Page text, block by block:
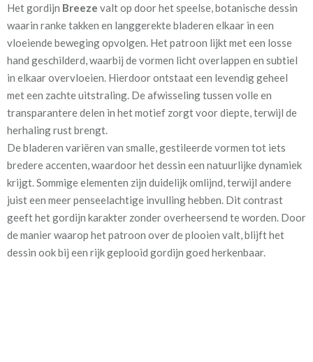
Kamerhoog 295 cm
Meestal eerder, maar houd
rekening met
circa 2-3 weken
Materiaal: Polyester
Breeze is uitgevoerd in drie kleurvarianten, elk met een eigen
sfeer:
✱Grijs / naturel uitvoering: Een rustige, ton-sur-ton
Het gordijn Breeze valt op door het speelse, botanische dessin
waarin ranke takken en langgerekte bladeren elkaar in een
vloeiende beweging opvolgen. Het patroon lijkt met een losse
hand geschilderd, waarbij de vormen licht overlappen en subtiel
in elkaar overvloeien. Hierdoor ontstaat een levendig geheel
met een zachte uitstraling. De afwisseling tussen volle en
transparantere delen in het motief zorgt voor diepte, terwijl de
herhaling rust brengt.
De bladeren variëren van smalle, gestileerde vormen tot iets
bredere accenten, waardoor het dessin een natuurlijke dynamiek
krijgt. Sommige elementen zijn duidelijk omlijnd, terwijl andere
juist een meer penseelachtige invulling hebben. Dit contrast
geeft het gordijn karakter zonder overheersend te worden. Door
de manier waarop het patroon over de plooien valt, blijft het
dessin ook bij een rijk geplooid gordijn goed herkenbaar.